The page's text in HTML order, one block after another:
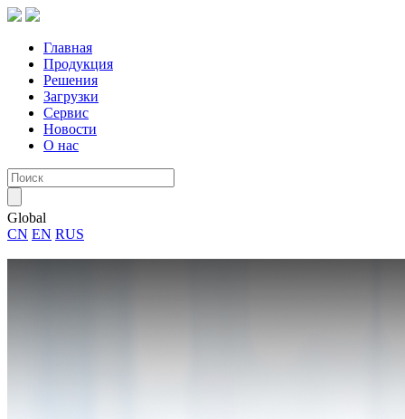
Главная
Продукция
Решения
Загрузки
Сервис
Новости
О нас
Global
CN EN RUS